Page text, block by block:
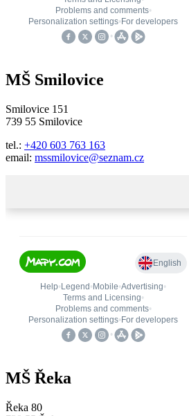
MŠ Smilovice
Smilovice 151
739 55 Smilovice
tel.: +420 603 763 163
email: mssmilovice@seznam.cz
MŠ Řeka
Řeka 80